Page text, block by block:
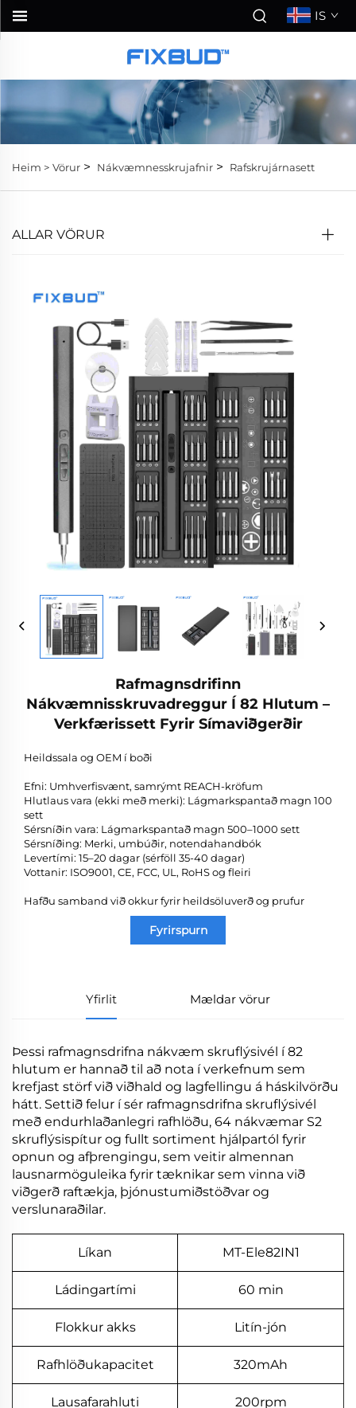
IS
Heim > Vörur > Nákvæmnesskrujafnir > Rafskrujárnasett
ALLAR VÖRUR
Rafmagnsdrifinn
Nákvæmnisskruvadreggur Í 82 Hlutum –
Verkfærissett Fyrir Símaviðgerðir
Heildssala og OEM í boði
Efni: Umhverfisvænt, samrýmt REACH-kröfum
Hlutlaus vara (ekki með merki): Lágmarkspantað magn 100
sett
Sérsníðin vara: Lágmarkspantað magn 500–1000 sett
Sérsníðing: Merki, umbúðir, notendahandbók
Levertími: 15–20 dagar (sérföll 35-40 dagar)
Vottanir: ISO9001, CE, FCC, UL, RoHS og fleiri
Hafðu samband við okkur fyrir heildsöluverð og prufur
Fyrirspurn
Yfirlit Mældar vörur
Þessi rafmagnsdrifna nákvæm skruflýsivél í 82
hlutum er hannað til að nota í verkefnum sem
krefjast störf við viðhald og lagfellingu á háskilvörðu
hátt. Settið felur í sér rafmagnsdrifna skruflýsivél
með endurhlaðanlegri rafhlöðu, 64 nákvæmar S2
skruflýsispítur og fullt sortiment hjálpartól fyrir
opnun og afþrengingu, sem veitir almennan
lausnarmöguleika fyrir tæknikar sem vinna við
viðgerð raftækja, þjónustumiðstöðvar og
verslunaraðilar.
Líkan MT-Ele82IN1
Ládingartími 60 min
Flokkur akks Litín-jón
Rafhlöðukapacitet 320mAh
Lausafarahluti 200rpm